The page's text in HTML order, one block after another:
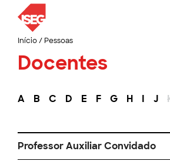
Início/ Pessoas
Docentes
A B C D E F G H I J
Professor Auxiliar Convidado